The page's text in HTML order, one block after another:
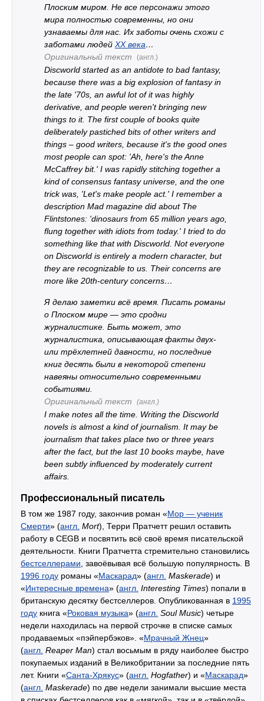
Плоским миром. Не все персонажи этого
мира полностью современны, но они
узнаваемы для нас. Их заботы очень схожи с
заботами людей XX века…
Оригинальный текст
(англ.)
Discworld started as an antidote to bad fantasy,
because there was a big explosion of fantasy in
the late '70s, an awful lot of it was highly
derivative, and people weren't bringing new
things to it. The first couple of books quite
deliberately pastiched bits of other writers and
things – good writers, because it's the good ones
most people can spot: 'Ah, here's the Anne
McCaffrey bit.' I was rapidly stitching together a
kind of consensus fantasy universe, and the one
trick was, 'Let's make people act.' I remember a
description Mad magazine did about The
Flintstones: 'dinosaurs from 65 million years ago,
flung together with idiots from today.' I tried to do
something like that with Discworld. Not everyone
on Discworld is entirely a modern character, but
they are recognizable to us. Their concerns are
more like 20th-century concerns…
Я делаю заметки всё время. Писать романы
о Плоском мире — это сродни
журналистике. Быть может, это
журналистика, описывающая факты двух-
или трёхлетней давности, но последние
книг десять были в некоторой степени
навеяны относительно современными
событиями.
Оригинальный текст
(англ.)
I make notes all the time. Writing the Discworld
novels is almost a kind of journalism. It may be
journalism that takes place two or three years
after the fact, but the last 10 books maybe, have
been subtly influenced by moderately current
affairs.
Профессиональный писатель
В том же 1987 году, закончив роман «Мор — ученик
Смерти» (англ. Mort), Терри Пратчетт решил оставить
работу в CEGB и посвятить всё своё время писательской
деятельности. Книги Пратчетта стремительно становились
бестселлерами , завоёвывая всё большую популярность. В
1996 году романы «Маскарад» (англ. Maskerade) и
«Интересные времена» (англ. Interesting Times) попали в
британскую десятку бестселлеров. Опубликованная в 1995
году книга «Роковая музыка» (англ. Soul Music) четыре
недели находилась на первой строчке в списке самых
продаваемых «пэйпербэков». «Мрачный Жнец»
(англ. Reaper Man) стал восьмым в ряду наиболее быстро
покупаемых изданий в Великобритании за последние пять
лет. Книги «Санта-Хрякус» (англ. Hogfather) и «Маскарад»
(англ. Maskerade) по две недели занимали высшие места